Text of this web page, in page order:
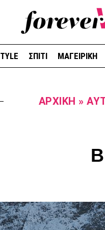
ΣΠΙΤΙ ΜΑΓΕΙΡΙΚΗ
ΑΡΧΙΚΉ »